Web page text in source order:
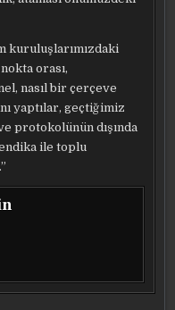
kuruluşlarımızdaki
orası,
nasıl bir çerçeve
yaptılar, geçtiğimiz
protokolünün dışında
ile toplu